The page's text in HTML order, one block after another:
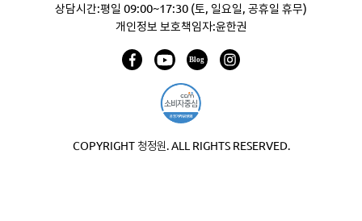
상담시간:평일 09:00~17:30 (토, 일요일, 공휴일 휴무)
개인정보 보호책임자:윤한권
COPYRIGHT 청정원. ALL RIGHTS RESERVED.